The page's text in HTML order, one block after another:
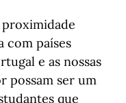
com países
e as nossas
possam ser um
que